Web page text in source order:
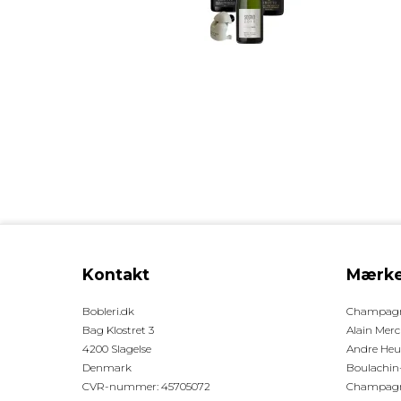
Kontakt
Bobleri.dk
Bag Klostret 3
4200 Slagelse
Denmark
CVR-nummer: 45705072
Alain
Andre